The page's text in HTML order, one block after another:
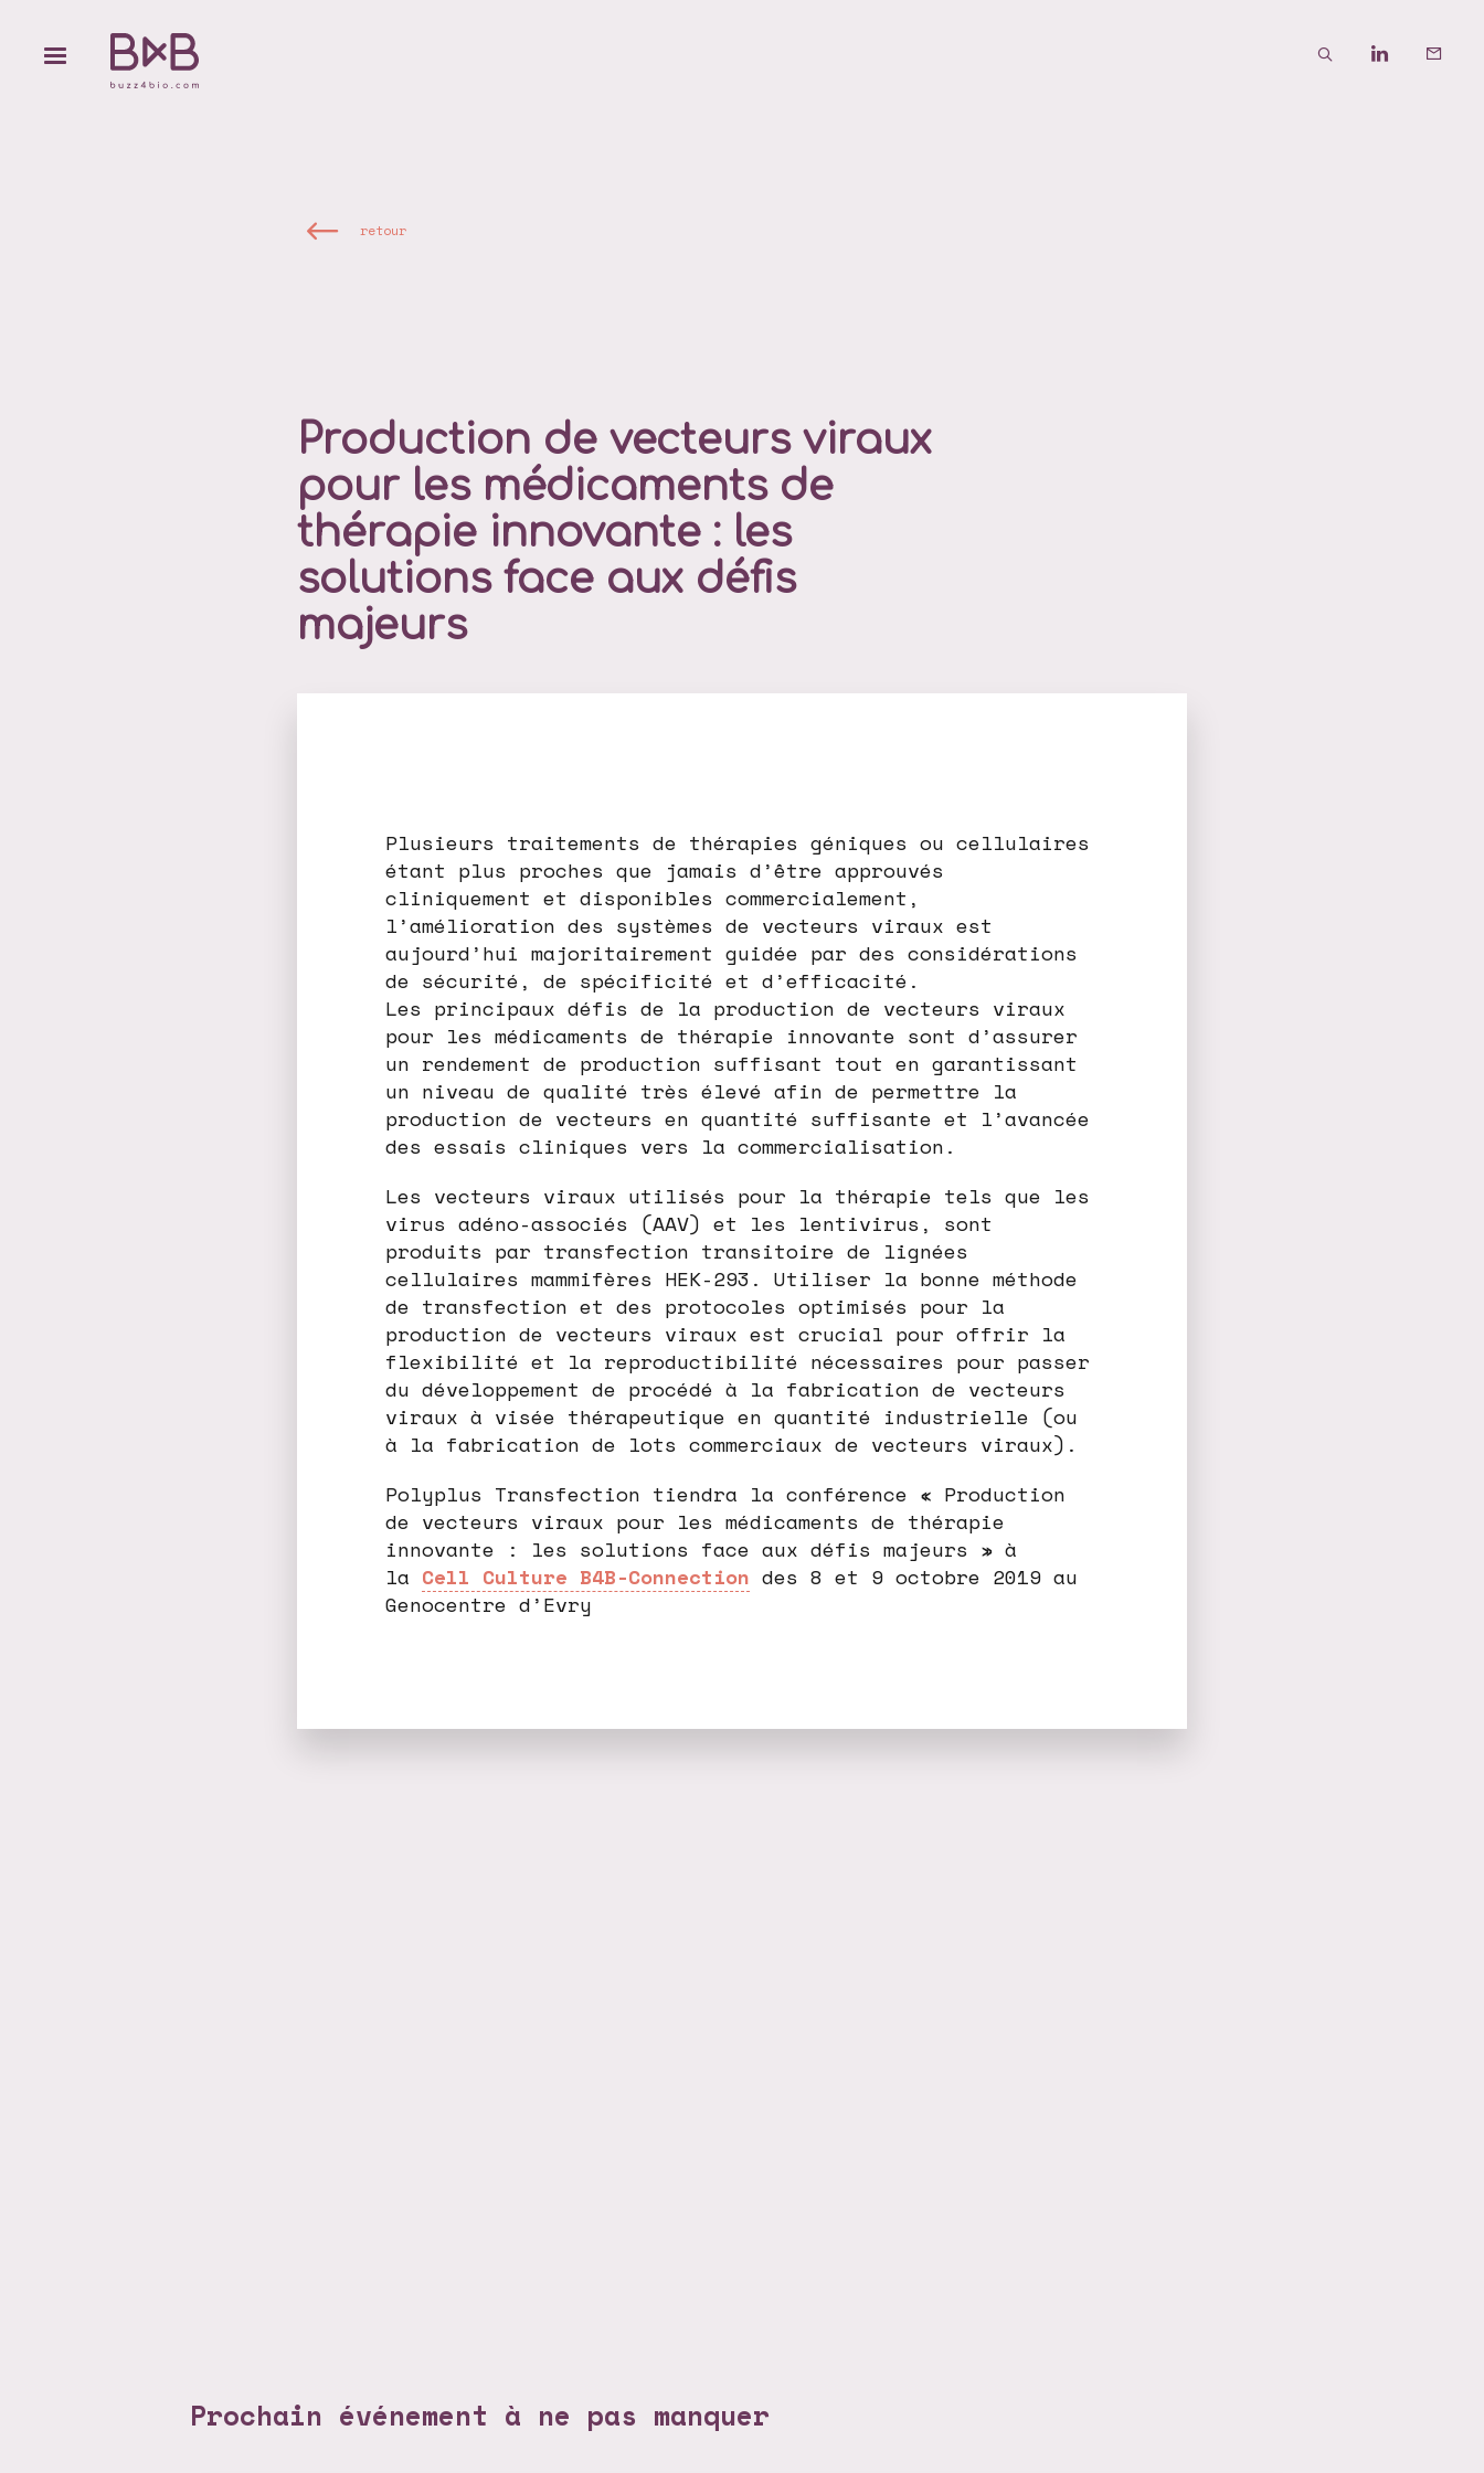
retour
Production de vecteurs viraux
pour les médicaments de
thérapie innovante : les
solutions face aux défis
majeurs
Plusieurs traitements de thérapies géniques ou cellulaires
étant plus proches que jamais d’être approuvés
cliniquement et disponibles commercialement,
l’amélioration des systèmes de vecteurs viraux est
aujourd’hui majoritairement guidée par des considérations
de sécurité, de spécificité et d’efficacité.
Les principaux défis de la production de vecteurs viraux
pour les médicaments de thérapie innovante sont d’assurer
un rendement de production suffisant tout en garantissant
un niveau de qualité très élevé afin de permettre la
production de vecteurs en quantité suffisante et l’avancée
des essais cliniques vers la commercialisation.
Les vecteurs viraux utilisés pour la thérapie tels que les
virus adéno-associés (AAV) et les lentivirus, sont
produits par transfection transitoire de lignées
cellulaires mammifères HEK-293. Utiliser la bonne méthode
de transfection et des protocoles optimisés pour la
production de vecteurs viraux est crucial pour offrir la
flexibilité et la reproductibilité nécessaires pour passer
du développement de procédé à la fabrication de vecteurs
viraux à visée thérapeutique en quantité industrielle (ou
à la fabrication de lots commerciaux de vecteurs viraux).
Polyplus Transfection tiendra la conférence « Production
de vecteurs viraux pour les médicaments de thérapie
innovante : les solutions face aux défis majeurs » à
la Cell Culture B4B-Connection des 8 et 9 octobre 2019 au
Genocentre d’Evry
Prochain événement à ne pas manquer